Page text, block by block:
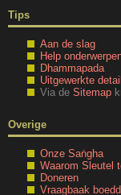
Tips
Aan de slag
Help
Dhammapada
Uitgewerkte
Via de Sitemap
Overige
Onze Saṅgha
Waarom Sleutel
Doneren
Vraagbaak